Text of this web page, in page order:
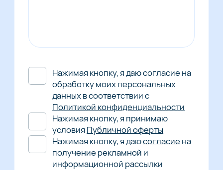
Нажимая кнопку, я даю согласие на
обработку моих персональных
данных в соответствии с
Политикой конфиденциальности
Нажимая кнопку, я принимаю
условия Публичной оферты
Нажимая кнопку, я даюсогласие на
получение рекламной и
информационной рассылки